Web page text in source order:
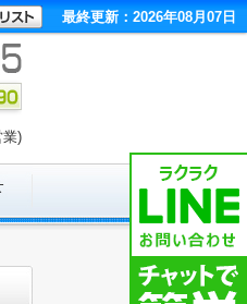
最終更新：2026年08月07日
)